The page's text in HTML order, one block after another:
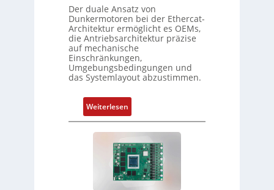
a
c
h
u
n
g
s
u
n
g
u
n
Z
u
s
t
a
n
d
y
p
s
o
r
g
t
f
ü
r
m
e
h
r
Der duale Ansatz von
Dunkermotoren bei der Ethercat-
Architektur ermöglicht es OEMs,
die Antriebsarchitektur präzise
auf mechanische
Einschränkungen,
Umgebungsbedingungen und
das Systemlayout abzustimmen.
Weiterlesen:
F
l
e
x
i
b